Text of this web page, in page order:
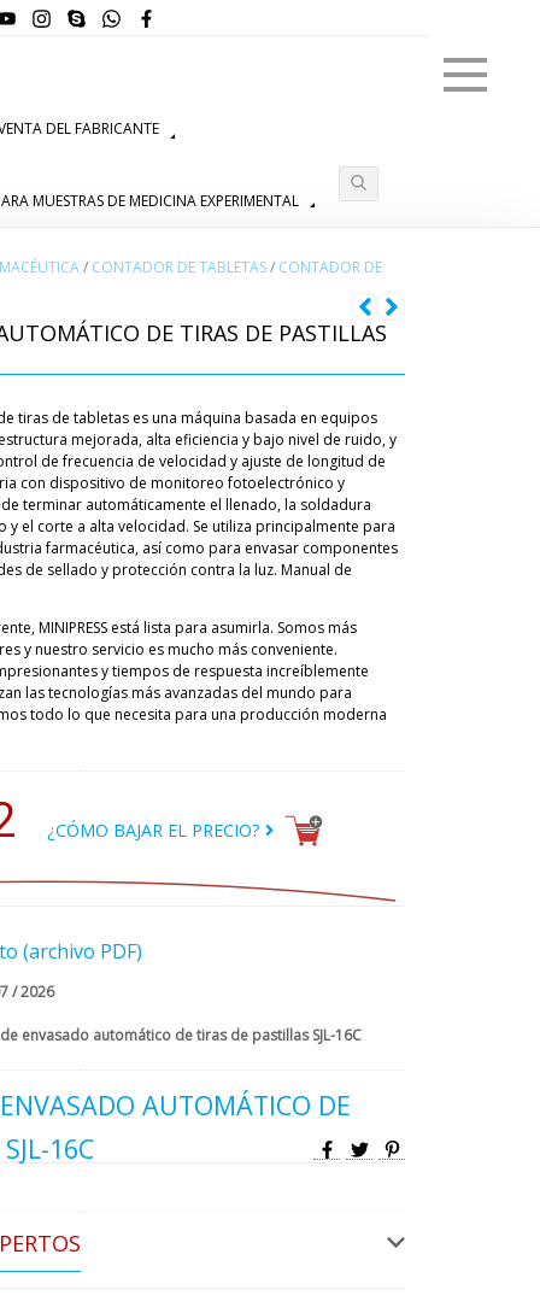
DEL FABRICANTE
MUESTRAS DE MEDICINA EXPERIMENTAL
/ CONTADOR DE TABLETAS/ CONTADOR DE
DE TIRAS DE PASTILLAS
tiras de tabletas es una máquina basada en equipos
mejorada, alta eficiencia y bajo nivel de ruido, y
de frecuencia de velocidad y ajuste de longitud de
con dispositivo de monitoreo fotoelectrónico y
terminar automáticamente el llenado, la soldadura
el corte a alta velocidad. Se utiliza principalmente para
farmacéutica, así como para envasar componentes
de sellado y protección contra la luz. Manual de
MINIPRESS está lista para asumirla. Somos más
y nuestro servicio es mucho más conveniente.
y tiempos de respuesta increíblemente
las tecnologías más avanzadas del mundo para
todo lo que necesita para una producción moderna
¿CÓMO BAJAR EL PRECIO?
(archivo PDF)
/ 2026
envasado automático de tiras de pastillas SJL-16C
AUTOMÁTICO DE
16C